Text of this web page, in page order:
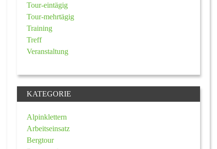
Tour-eintägig
Tour-mehrtägig
Training
Treff
Veranstaltung
KATEGORIE
Alpinklettern
Arbeitseinsatz
Bergtour